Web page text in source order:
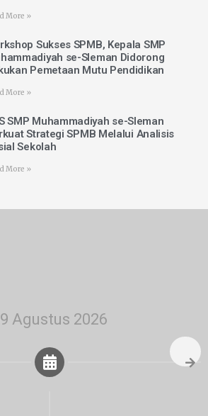
More »
Sukses SPMB, Kepala SMP
se-Sleman Didorong
Pemetaan Mutu Pendidikan
More »
SMP Muhammadiyah se-Sleman
Strategi SPMB Melalui Analisis
Sekolah
More »
Agustus 2026